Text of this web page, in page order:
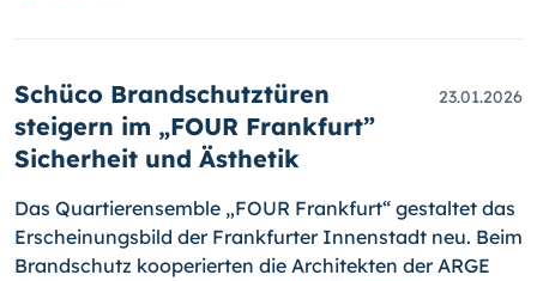
Schüco Brandschutztüren
steigern im „FOUR Frankfurt”
Sicherheit und Ästhetik
23.01.2026
Das Quartierensemble „FOUR Frankfurt“ gestaltet das
Erscheinungsbild der Frankfurter Innenstadt neu. Beim
Brandschutz kooperierten die Architekten der ARGE